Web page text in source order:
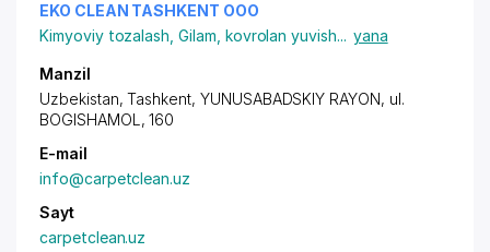
EKO CLEAN TASHKENT ООО
Kimyoviy tozalash ,Gilam, kovrolan yuvish... yana
Manzil
Uzbekistan, Tashkent, YUNUSABADSKIY RAYON, ul.
BOGISHAMOL, 160
E-mail
info@carpetclean.uz
Sayt
carpetclean.uz